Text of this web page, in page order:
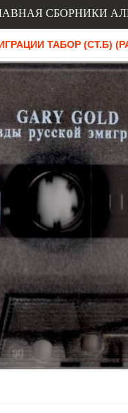
СБОРНИКИ
ТАБОР (СТ.Б)